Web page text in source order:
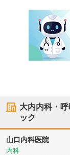
大内内科・
ック
山口内科医院
内科